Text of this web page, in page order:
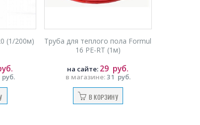
(1/200м)
руб.
Труба для теплого пола Formul
16 PE-RT (1м)
в магазине:31 руб.
на сайте: 29 руб.
В КОРЗИНУ